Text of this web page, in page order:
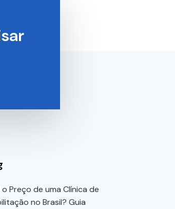
o Preço de uma Clínica de
no Brasil? Guia